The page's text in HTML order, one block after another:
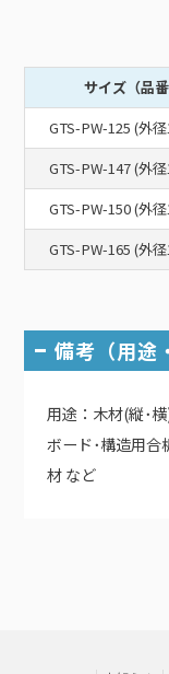
サイズ（品番
GTS-PW-125 (外
GTS-PW-147 (外
GTS-PW-150 (外
GTS-PW-165 (外
備考（用途
用途：木材(縦･
ボード･構造用
材 など